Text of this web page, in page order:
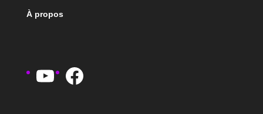
À propos
YouTube
Facebook